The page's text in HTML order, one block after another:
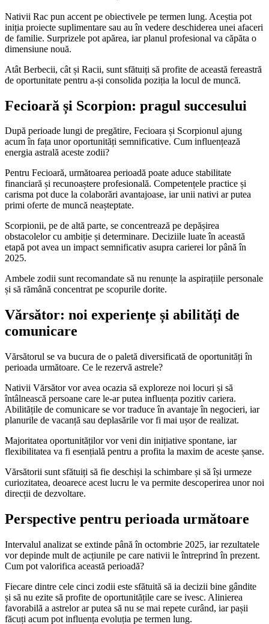
Nativii Rac pun accent pe obiectivele pe termen lung. Aceștia pot
iniția proiecte suplimentare sau au în vedere deschiderea unei afaceri
de familie. Surprizele pot apărea, iar planul profesional va căpăta o
dimensiune nouă.
Atât Berbecii, cât și Racii, sunt sfătuiți să profite de această fereastră
de oportunitate pentru a-și consolida poziția la locul de muncă.
Fecioară și Scorpion: pragul succesului
După perioade lungi de pregătire, Fecioara și Scorpionul ajung
acum în fața unor oportunități semnificative. Cum influențează
energia astrală aceste zodii?
Pentru Fecioară, următoarea perioadă poate aduce stabilitate
financiară și recunoaștere profesională. Competențele practice și
carisma pot duce la colaborări avantajoase, iar unii nativi ar putea
primi oferte de muncă neașteptate.
Scorpionii, pe de altă parte, se concentrează pe depășirea
obstacolelor cu ambiție și determinare. Deciziile luate în această
etapă pot avea un impact semnificativ asupra carierei lor până în
2025.
Ambele zodii sunt recomandate să nu renunțe la aspirațiile personale
și să rămână concentrat pe scopurile dorite.
Vărsător: noi experiențe și abilități de
comunicare
Vărsătorul se va bucura de o paletă diversificată de oportunități în
perioada următoare. Ce le rezervă astrele?
Nativii Vărsător vor avea ocazia să exploreze noi locuri și să
întâlnească persoane care le-ar putea influența pozitiv cariera.
Abilitățile de comunicare se vor traduce în avantaje în negocieri, iar
planurile de vacanță sau deplasările vor fi mai ușor de realizat.
Majoritatea oportunităților vor veni din inițiative spontane, iar
flexibilitatea va fi esențială pentru a profita la maxim de aceste șanse.
Vărsătorii sunt sfătuiți să fie deschiși la schimbare și să își urmeze
curiozitatea, deoarece acest lucru le va permite descoperirea unor noi
direcții de dezvoltare.
Perspective pentru perioada următoare
Intervalul analizat se extinde până în octombrie 2025, iar rezultatele
vor depinde mult de acțiunile pe care nativii le întreprind în prezent.
Cum pot valorifica această perioadă?
Fiecare dintre cele cinci zodii este sfătuită să ia decizii bine gândite
și să nu ezite să profite de oportunitățile care se ivesc. Alinierea
favorabilă a astrelor ar putea să nu se mai repete curând, iar pașii
făcuți acum pot influența evoluția pe termen lung.